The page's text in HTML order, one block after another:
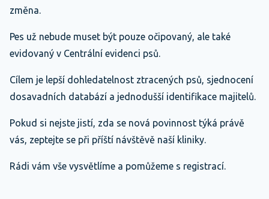
změna.
Pes už nebude muset být pouze očipovaný, ale také
evidovaný v Centrální evidenci psů.
Cílem je lepší dohledatelnost ztracených psů, sjednocení
dosavadních databází a jednodušší identifikace majitelů.
Pokud si nejste jistí, zda se nová povinnost týká právě
vás, zeptejte se při příští návštěvě naší kliniky.
Rádi vám vše vysvětlíme a pomůžeme s registrací.